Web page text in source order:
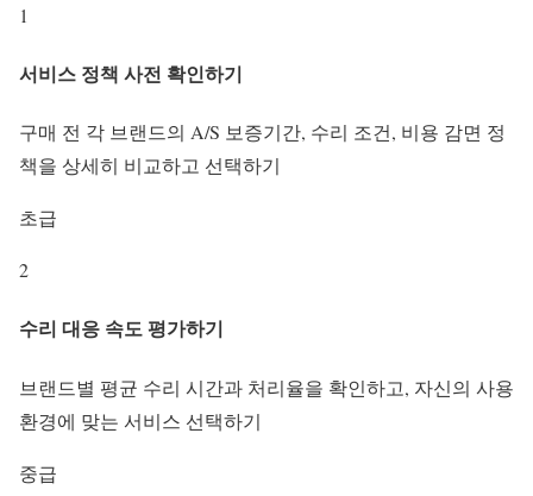
1
서비스 정책 사전 확인하기
구매 전 각 브랜드의 A/S 보증기간, 수리 조건, 비용 감면 정
책을 상세히 비교하고 선택하기
초급
2
수리 대응 속도 평가하기
브랜드별 평균 수리 시간과 처리율을 확인하고, 자신의 사용
환경에 맞는 서비스 선택하기
중급